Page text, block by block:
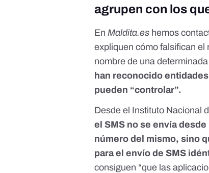
agrupen con los
En Maldita.es hemos
expliquen cómo falsifican el
nombre de una
han reconocido
pueden “controlar”.
Desde el Instituto Nacional
el SMS no se envía
número del mismo, sino
para el envío de SMS
consiguen “que las